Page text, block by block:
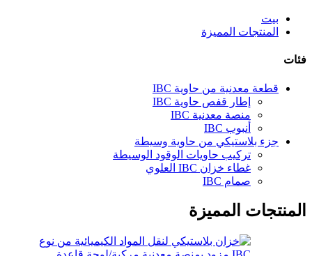
بيت
المنتجات المميزة
فئات
قطعة معدنية من حاوية IBC
إطار قفص حاوية IBC
منصة معدنية IBC
أنبوب IBC
جزء بلاستيكي من حاوية وسيطة
تركيب حاويات الوقود الوسيطة
غطاء خزان IBC العلوي
صمام IBC
المنتجات المميزة